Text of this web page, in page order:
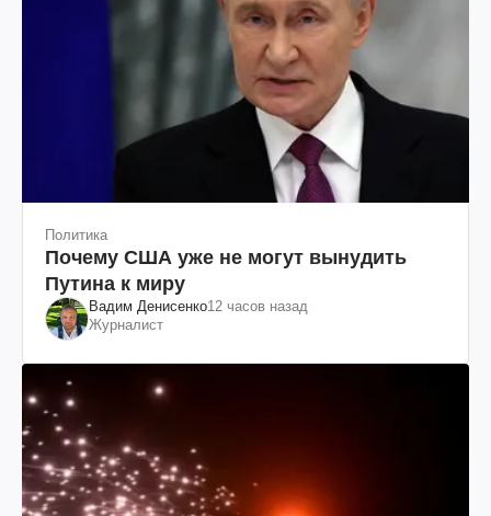
Политика
Почему США уже не могут вынудить
Путина к миру
Вадим Денисенко12 часов назад
Журналист